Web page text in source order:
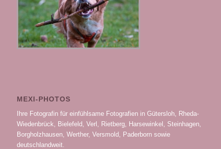
MEXI-PHOTOS
Ihre Fotografin für einfühlsame Fotografien in Gütersloh, Rheda-
Wiedenbrück, Bielefeld, Verl, Rietberg, Harsewinkel, Steinhagen,
Borgholzhausen, Werther, Versmold, Paderborn sowie
deutschlandweit.